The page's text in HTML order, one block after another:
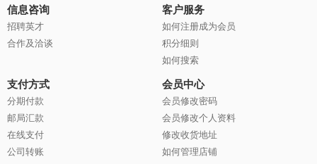
信息咨询
招聘英才
合作及洽谈
客户服务
如何注册成为会员
积分细则
如何搜索
支付方式
分期付款
邮局汇款
在线支付
公司转账
会员中心
会员修改密码
会员修改个人资料
修改收货地址
如何管理店铺